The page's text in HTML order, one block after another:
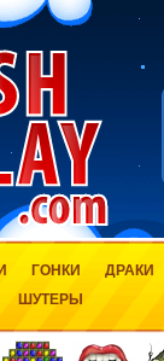
ГОНКИ ДРАКИ
ШУТЕРЫ